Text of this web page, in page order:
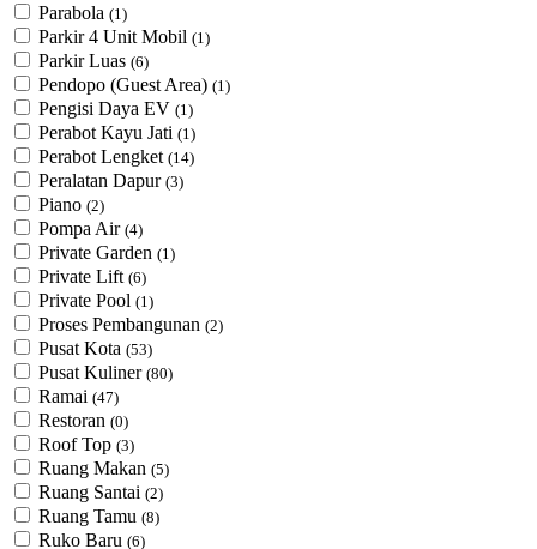
Parabola (1)
Parkir 4 Unit Mobil (1)
Parkir Luas (6)
Pendopo (Guest Area) (1)
Pengisi Daya EV (1)
Perabot Kayu Jati (1)
Perabot Lengket (14)
Peralatan Dapur (3)
Piano (2)
Pompa Air (4)
Private Garden (1)
Private Lift (6)
Private Pool (1)
Proses Pembangunan (2)
Pusat Kota (53)
Pusat Kuliner (80)
Ramai (47)
Restoran (0)
Roof Top (3)
Ruang Makan (5)
Ruang Santai (2)
Ruang Tamu (8)
Ruko Baru (6)